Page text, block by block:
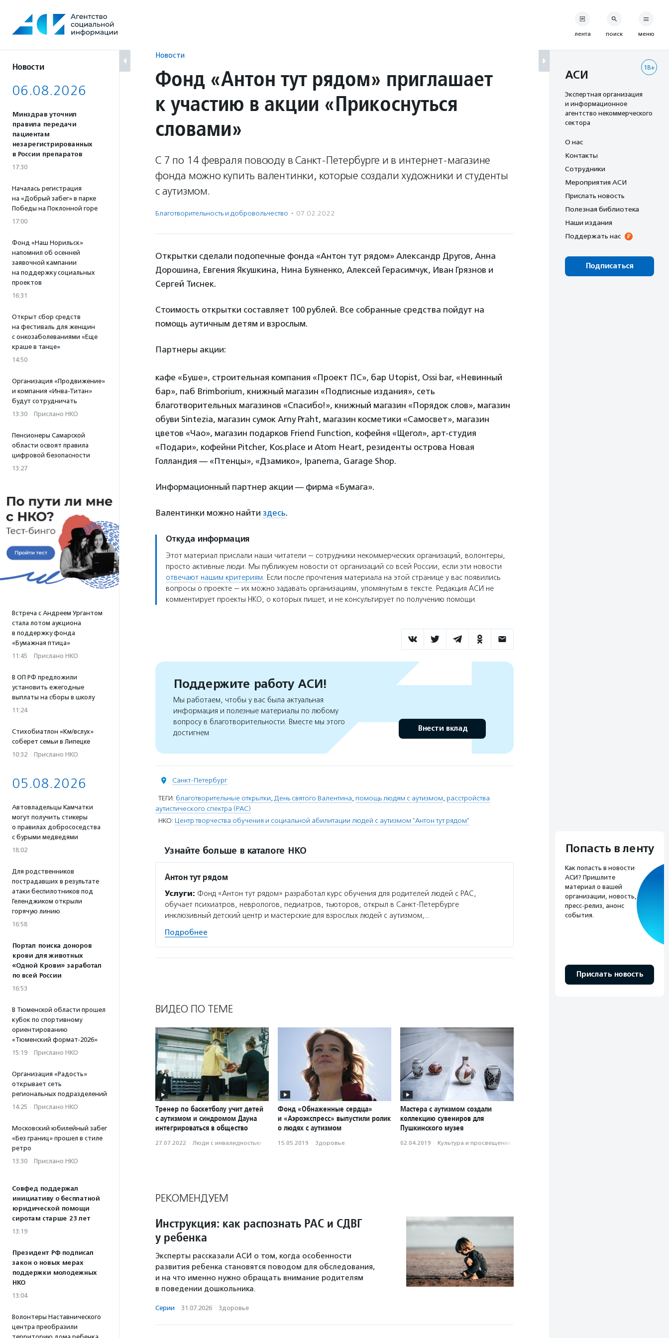
содержанию
Новости
06.08.2026
Минздрав уточнил
правила передачи
пациентам
незарегистрированных
в России препаратов
17:30
Началась регистрация
на «Добрый забег» в парке
Победы на Поклонной горе
17:00
Фонд «Наш Норильск»
напомнил об осенней
заявочной кампании
на поддержку социальных
проектов
16:31
Открыт сбор средств
на фестиваль для женщин
с онкозаболеваниями «Еще
краше в танце»
14:50
Организация «Продвижение»
и компания «Инва-Титан»
будут сотрудничать
13:30 · Прислано НКО
Пенсионеры Самарской
области освоят правила
цифровой безопасности
13:27
Встреча с Андреем Ургантом
стала лотом аукциона
в поддержку фонда
«Бумажная птица»
11:45 · Прислано НКО
В ОП РФ предложили
установить ежегодные
выплаты на сборы в школу
11:24
Стихобиатлон «Км/вслух»
соберет семьи в Липецке
10:32 · Прислано НКО
05.08.2026
Автовладельцы Камчатки
могут получить стикеры
о правилах добрососедства
с бурыми медведями
18:02
Для родственников
пострадавших в результате
атаки беспилотников под
Геленджиком открыли
горячую линию
16:58
Портал поиска доноров
крови для животных
«Одной Крови» заработал
по всей России
16:53
В Тюменской области прошел
кубок по спортивному
ориентированию
«Тюменский формат-2026»
15:19 · Прислано НКО
Организация «Радость»
открывает сеть
региональных подразделений
14:25 · Прислано НКО
Московский юбилейный забег
«Без границ» прошел в стиле
ретро
13:30 · Прислано НКО
Совфед поддержал
инициативу о бесплатной
юридической помощи
сиротам старше 23 лет
13:19
Президент РФ подписал
закон о новых мерах
поддержки молодежных
НКО
13:04
Волонтеры Наставнического
центра преобразили
Новости
Фонд «Антон тут рядом» приглашает
к участию в акции «Прикоснуться
словами»
С 7 по 14 февраля повсюду в Санкт-Петербурге и в интернет-магазине
фонда можно купить валентинки, которые создали художники и студенты
с аутизмом.
Благотвори­тель­ность и доброволь­чест­во · 07.02.2022
Открытки сделали подопечные фонда «Антон тут рядом» Александр Другов, Анна
Дорошина, Евгения Якушкина, Нина Буяненко, Алексей Герасимчук, Иван Грязнов и
Сергей Тиснек.
Стоимость открытки составляет 100 рублей. Все собранные средства пойдут на
помощь аутичным детям и взрослым.
Партнеры акции:
кафе «Буше», строительная компания «Проект ПС», бар Utopist, Ossi bar, «Невинный
бар», паб Brimborium, книжный магазин «Подписные издания», сеть
благотворительных магазинов «Спасибо!», книжный магазин «Порядок слов», магазин
обуви Sintezia, магазин сумок Arny Praht, магазин косметики «Самосвет», магазин
цветов «Чао», магазин подарков Friend Function, кофейня «Щегол», арт-студия
«Подари», кофейни Pitcher, Kos.place и Atom Heart, резиденты острова Новая
Голландия — «Птенцы», «Дзамико», Ipanema, Garage Shop.
Информационный партнер акции — фирма «Бумага».
Валентинки можно найти здесь.
Откуда информация
Этот материал прислали наши читатели — сотрудники некоммерческих организаций, волонтеры,
просто активные люди. Мы публикуем новости от организаций со всей России, если эти новости
отвечают нашим критериям. Если после прочтения материала на этой странице у вас появились
вопросы о проекте — их можно задавать организациям, упомянутым в тексте. Редакция АСИ не
комментирует проекты НКО, о которых пишет, и не консультирует по получению помощи.
Поддержите работу АСИ!
Мы работаем, чтобы у вас была актуальная
информация и полезные материалы по любому
вопросу в благотворительности. Вместе мы этого
достигнем
Внести вклад
Санкт-Петербург
ТЕГИ: благотворительные открытки, День святого Валентина, помощь людям с аутизмом, расстройства
аутистического спектра (РАС)
НКО: Центр творчества обучения и социальной абилитации людей с аутизмом "Антон тут рядом"
Узнайте больше в каталоге НКО
Антон тут рядом
Услуги: Фонд «Антон тут рядом» разработал курс обучения для родителей людей с РАС,
обучает психиатров, неврологов, педиатров, тьюторов, открыл в Санкт-Петербурге
инклюзивный детский центр и мастерские для взрослых людей с аутизмом,…
Подробнее
ВИДЕО ПО ТЕМЕ
Тренер по баскетболу учит детей
с аутизмом и синдромом Дауна
интегрироваться в общество
27.07.2022 · Люди с инвалидностью
Фонд «Обнаженные сердца»
и «Аэроэкспресс» выпустили ролик
о людях с аутизмом
15.05.2019 · Здоровье
Мастера с аутизмом создали
коллекцию сувениров для
Пушкинского музея
02.04.2019 · Культура и просвещение
РЕКОМЕНДУЕМ
Инструкция: как распознать РАС и СДВГ
у ребенка
Эксперты рассказали АСИ о том, когда особенности
развития ребенка становятся поводом для обследования,
и на что именно нужно обращать внимание родителям
в поведении дошкольника.
Серии · 31.07.2026 · Здоровье
лента поиск меню
18+
АСИ
Экспертная организация
и информационное
агентство некоммерческого
сектора
О нас
Контакты
Сотрудники
Мероприятия АСИ
Прислать новость
Полезная библиотека
Наши издания
Поддержать нас
Подписаться
Попасть в ленту
Как попасть в новости
АСИ? Пришлите
материал о вашей
организации, новость,
пресс-релиз, анонс
события.
Прислать новость